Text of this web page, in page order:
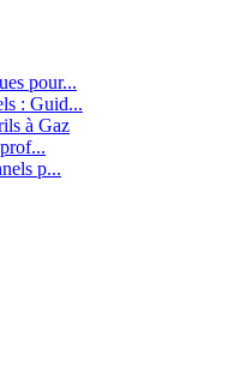
pour...
: Guid...
à Gaz
p...